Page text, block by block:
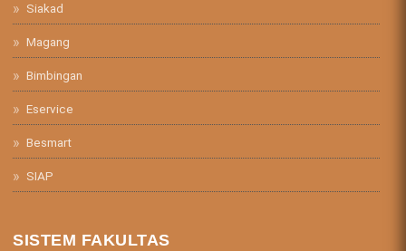
Siakad
Magang
Bimbingan
Eservice
Besmart
SIAP
SISTEM FAKULTAS